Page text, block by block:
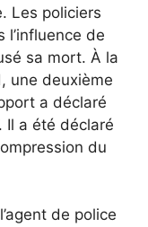
Les policiers
l’influence de
sa mort. À la
une deuxième
a déclaré
Il a été déclaré
du
de police